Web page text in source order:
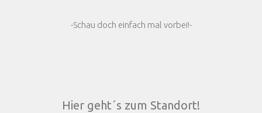
-Schau doch einfach mal vorbei!-
Hier geht´s zum Standort!